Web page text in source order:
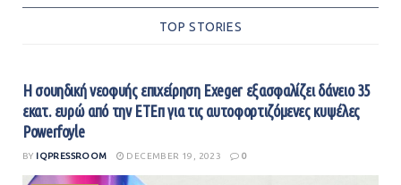
TOP STORIES
Η σουηδική νεοφυής επιχείρηση Exeger εξασφαλίζει δάνειο 35
εκατ. ευρώ από την ΕΤΕπ για τις αυτοφορτιζόμενες κυψέλες
Powerfoyle
BY IQPRESSROOM DECEMBER 19, 2023 0